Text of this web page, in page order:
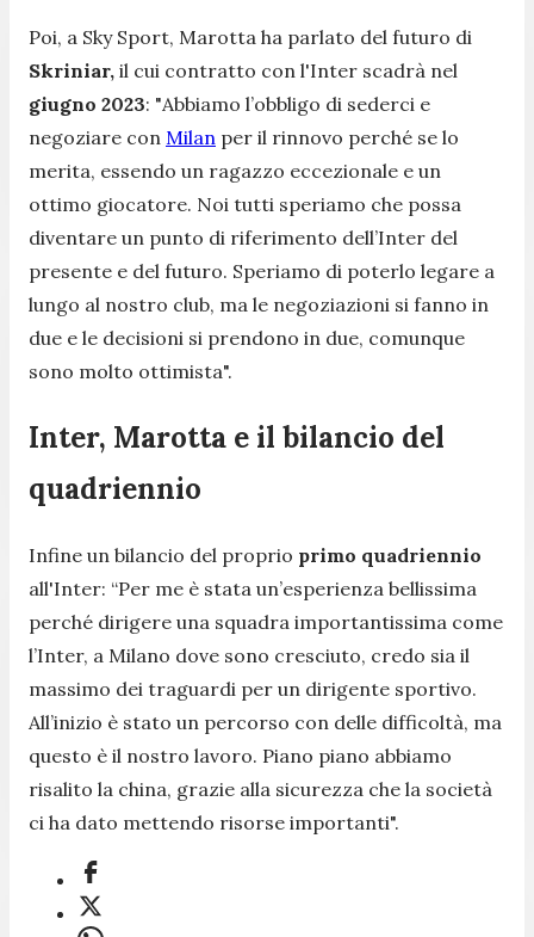
Poi, a Sky Sport, Marotta ha parlato del futuro di
Skriniar, il cui contratto con l'Inter scadrà nel
giugno 2023: "Abbiamo l’obbligo di sederci e
negoziare con Milan per il rinnovo perché se lo
merita, essendo un ragazzo eccezionale e un
ottimo giocatore. Noi tutti speriamo che possa
diventare un punto di riferimento dell’Inter del
presente e del futuro. Speriamo di poterlo legare a
lungo al nostro club, ma le negoziazioni si fanno in
due e le decisioni si prendono in due, comunque
sono molto ottimista".
Inter, Marotta e il bilancio del
quadriennio
Infine un bilancio del proprio primo quadriennio
all'Inter: “Per me è stata un’esperienza bellissima
perché dirigere una squadra importantissima come
l’Inter, a Milano dove sono cresciuto, credo sia il
massimo dei traguardi per un dirigente sportivo.
All’inizio è stato un percorso con delle difficoltà, ma
questo è il nostro lavoro. Piano piano abbiamo
risalito la china, grazie alla sicurezza che la società
ci ha dato mettendo risorse importanti".